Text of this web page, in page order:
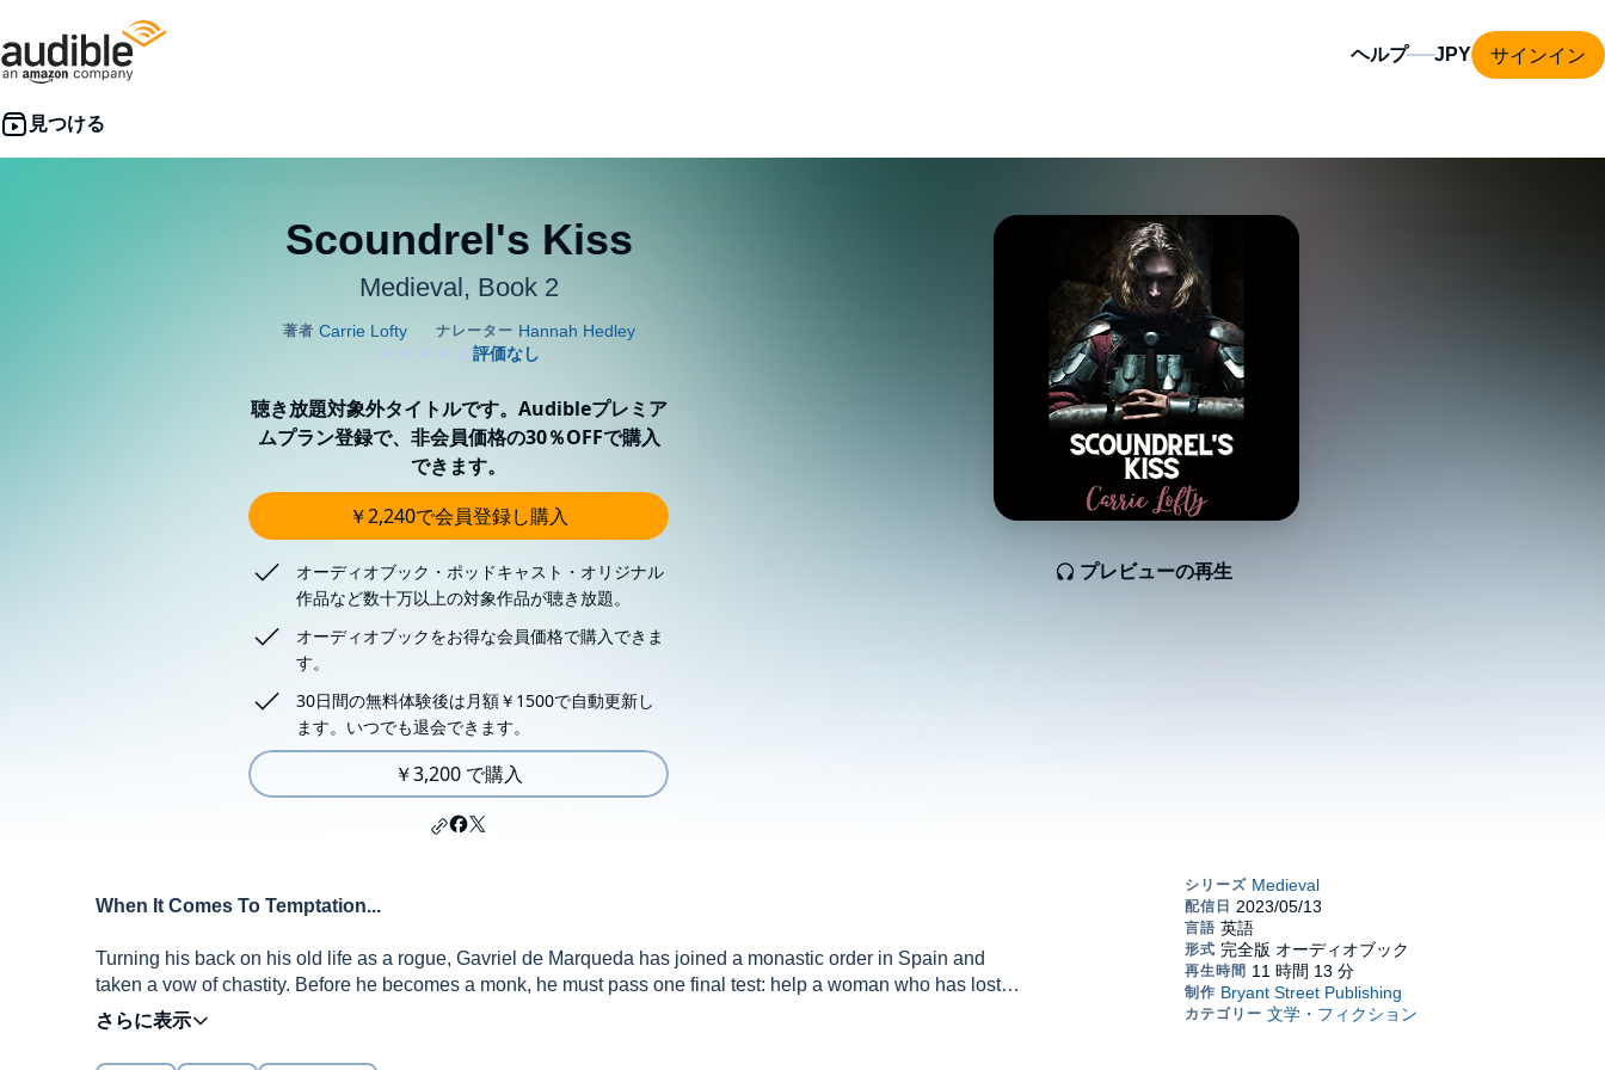
ヘルプ サインイン
Scoundrel's Kiss
Medieval, Book 2
プレビューの再生
聴き放題対象外タイトルです。Audibleプレミア
ムプラン登録で、非会員価格の30％OFFで購入
できます。
￥2,240で会員登録し購入
オーディオブック・ポッドキャスト・オリジナル
作品など数十万以上の対象作品が聴き放題。
オーディオブックをお得な会員価格で購入できま
す。
30日間の無料体験後は月額￥1500で自動更新し
ます。いつでも退会できます。
￥3,200 で購入
When It Comes To Temptation...
Turning his back on his old life as a rogue, Gavriel de Marqueda has joined a monastic order in Spain and
taken a vow of chastity. Before he becomes a monk, he must pass one final test: help a woman who has lost
her way. But when he lays eyes on Ada of Keyworth, he is tempted beyond measure by her sultry beauty and
dangerous curves.